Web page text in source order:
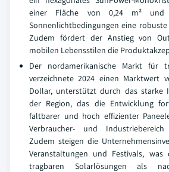
einer Fläche von 0,24 m²
Sonnenlichtbedingungen eine
Zudem fördert der Anstieg von
mobilen Lebensstilen die
Der nordamerikanische Markt für
verzeichnete 2024 einen Marktwert
Dollar, unterstützt durch das starke
der Region, das die Entwicklung
faltbarer und hoch effizienter
Verbraucher- und
Zudem steigen die
Veranstaltungen und Festivals, was
tragbaren Solarlösungen als